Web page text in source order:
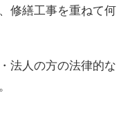
修繕工事を重ねて何
法人の方の法律的な